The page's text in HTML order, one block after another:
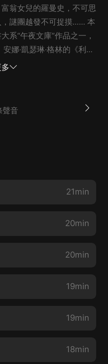
翁女兒的羅曼史，不可思
謎團越發不可捉摸…… 本
系“午夜文庫”作品之一，
娜·凱瑟琳·格林的《利文
作家創作的長篇偵探小
里斯蒂說：“如果我是偵探
中的聖母。”
聲音
21min
20min
20min
19min
19min
18min